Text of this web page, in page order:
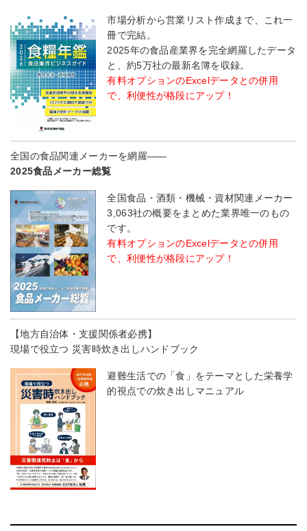
市場分析から営業リスト作成まで、これ一
冊で完結。
2025年の食品産業界を完全網羅したデータ
と、約5万社の最新名簿を収録。
有料オプションのExcelデータとの併用
で、利便性が格段にアップ！
全国の食品関連メーカーを網羅――
2025食品メーカー総覧
全国食品・酒類・機械・資材関連メーカー
3,063社の概要をまとめた業界唯一のもの
です。
有料オプションのExcelデータとの併用
で、利便性が格段にアップ！
【地方自治体・支援関係者必携】
現場で役立つ 災害時炊き出しハンドブック
避難生活での「食」をテーマとした栄養学
的視点での炊き出しマニュアル